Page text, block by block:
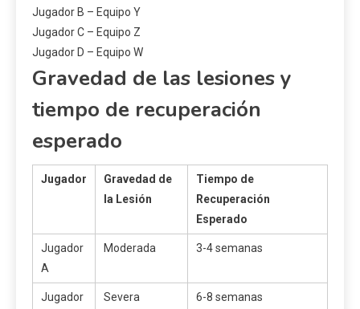
Jugador B – Equipo Y
Jugador C – Equipo Z
Jugador D – Equipo W
Gravedad de las lesiones y
tiempo de recuperación
esperado
Jugador
Gravedad de
la Lesión
Tiempo de
Recuperación
Esperado
Jugador
A
Moderada 3-4 semanas
Jugador
Severa 6-8 semanas